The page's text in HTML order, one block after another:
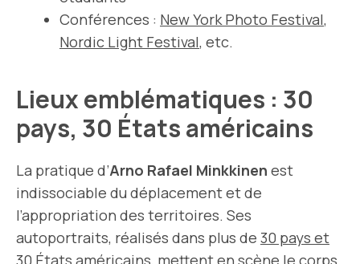
Conférences : New York Photo Festival,
Nordic Light Festival, etc.
Lieux emblématiques : 30
pays, 30 États américains
La pratique d’Arno Rafael Minkkinen est
indissociable du déplacement et de
l’appropriation des territoires. Ses
autoportraits, réalisés dans plus de 30 pays et